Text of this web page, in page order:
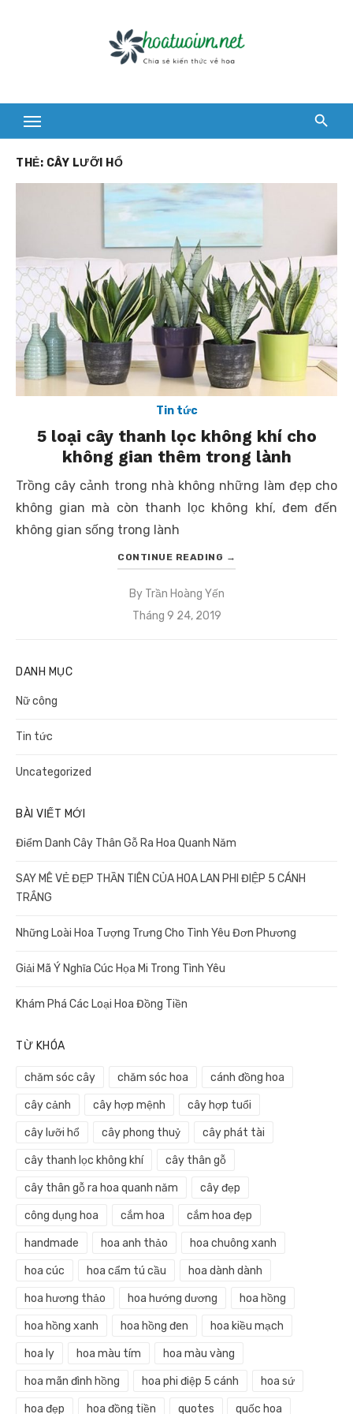
THẺ: CÂY LƯỠI HỔ
Tin tức
5 loại cây thanh lọc không khí cho
không gian thêm trong lành
Trồng cây cảnh trong nhà không những làm đẹp cho
không gian mà còn thanh lọc không khí, đem đến
không gian sống trong lành
CONTINUE READING →
By Trần Hoàng Yến
Posted
Tháng 9 24, 2019
DANH MỤC
Nữ công
Tin tức
Uncategorized
BÀI VIẾT MỚI
Điểm Danh Cây Thân Gỗ Ra Hoa Quanh Năm
SAY MÊ VẺ ĐẸP THẦN TIÊN CỦA HOA LAN PHI ĐIỆP 5 CÁNH
TRẮNG
Những Loài Hoa Tượng Trưng Cho Tình Yêu Đơn Phương
Giải Mã Ý Nghĩa Cúc Họa Mi Trong Tình Yêu
Khám Phá Các Loại Hoa Đồng Tiền
TỪ KHÓA
chăm sóc cây chăm sóc hoa cánh đồng hoa
cây cảnh cây hợp mệnh cây hợp tuổi
cây lưỡi hổ cây phong thuỷ cây phát tài
cây thanh lọc không khí cây thân gỗ
cây thân gỗ ra hoa quanh năm cây đẹp
công dụng hoa cắm hoa cắm hoa đẹp
handmade hoa anh thảo hoa chuông xanh
hoa cúc hoa cẩm tú cầu hoa dành dành
hoa hương thảo hoa hướng dương hoa hồng
hoa hồng xanh hoa hồng đen hoa kiều mạch
hoa ly hoa màu tím hoa màu vàng
hoa mãn đình hồng hoa phi điệp 5 cánh hoa sứ
hoa đẹp hoa đồng tiền quotes quốc hoa